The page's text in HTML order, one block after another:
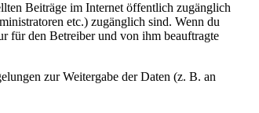
Beiträge im Internet öffentlich zugänglich
etc.) zugänglich sind. Wenn du
für den Betreiber und von ihm beauftragte
zur Weitergabe der Daten (z. B. an